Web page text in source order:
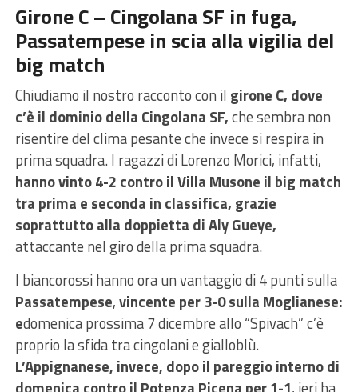
Girone C – Cingolana SF in fuga,
Passatempese in scia alla vigilia del
big match
Chiudiamo il nostro racconto con il girone C, dove
c’è il dominio della Cingolana SF,che sembra non
risentire del clima pesante che invece si respira in
prima squadra. I ragazzi di Lorenzo Morici, infatti,
hanno vinto 4-2 contro il Villa Musone il big match
tra prima e seconda in classifica, grazie
soprattutto alla doppietta di Aly Gueye,
attaccante nel giro della prima squadra.
I biancorossi hanno ora un vantaggio di 4 punti sulla
Passatempese,vincente per 3-0 sulla Moglianese:
edomenica prossima 7 dicembre allo “Spivach” c’è
proprio la sfida tra cingolani e gialloblù.
L’Appignanese, invece, dopo il pareggio interno di